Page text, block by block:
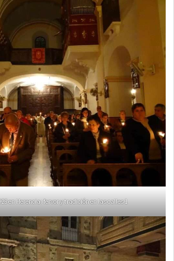
en Herencia: fervor y tradición en las calles 1